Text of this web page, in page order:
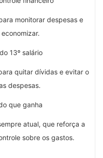
monitorar despesas e
13º salário
quitar dívidas e evitar o
despesas.
que ganha
atual, que reforça a
sobre os gastos.